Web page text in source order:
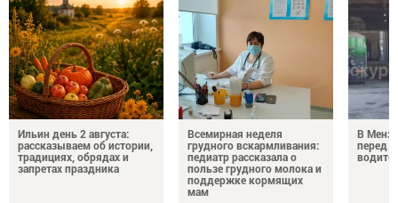
Ильин день 2 августа:
рассказываем об истории,
традициях, обрядах и
запретах праздника
Всемирная неделя
грудного вскармливания:
педиатр рассказала о
пользе грудного молока и
поддержке кормящих
мам
В
перед